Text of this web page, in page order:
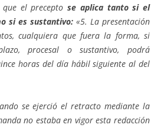
que el preceptose aplica tanto si el
si es sustantivo: «5. La presentación
cualquiera que fuera la forma, si
procesal o sustantivo, podrá
horas del día hábil siguiente al del
se ejerció el retracto mediante la
no estaba en vigor esta redacción